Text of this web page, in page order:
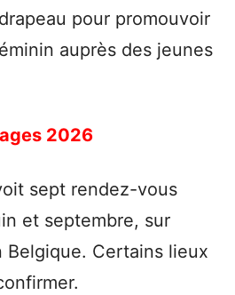
pour promouvoir
auprès des jeunes
2026
sept rendez-vous
et septembre, sur
Certains lieux